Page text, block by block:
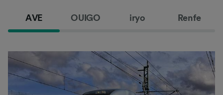
AVE OUIGO iryo Renfe